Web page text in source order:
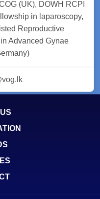
(UK), DOWH RCPI
in laparoscopy,
Reproductive
Advanced Gynae